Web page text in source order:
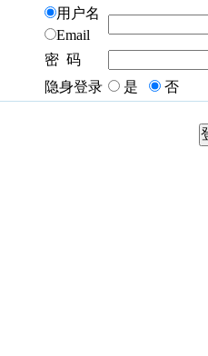
用户名
Email
密 码
隐身登录
是 否